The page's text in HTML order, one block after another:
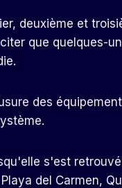
deuxième et
que quelques-
des
s'est
del Carmen,